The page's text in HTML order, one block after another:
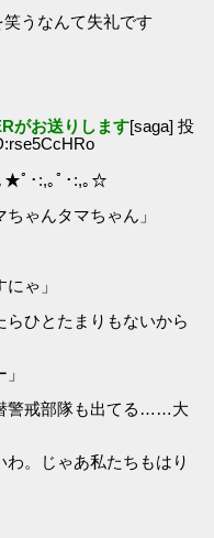
うなんて失礼です
がお送りします[saga] 投
★ﾟ･:,｡ﾟ･:,｡☆
ゃんタマちゃん」
ゃ」
ひとたまりもないから
警戒部隊も出てる……大
。じゃあ私たちもはり